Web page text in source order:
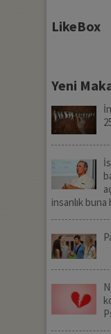
LikeBox
Yeni
insanlık buna